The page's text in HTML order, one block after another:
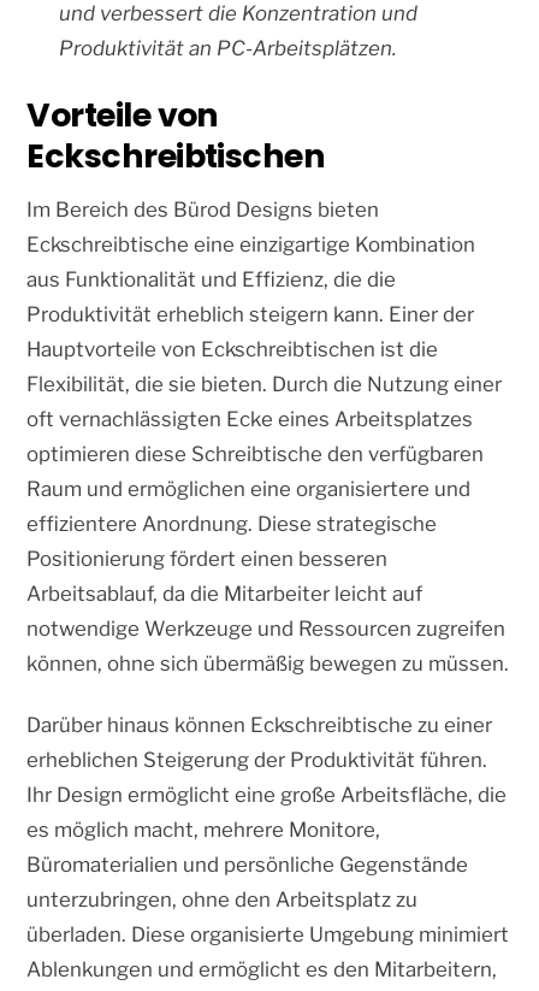
und verbessert die Konzentration und
Produktivität an PC-Arbeitsplätzen.
Vorteile von
Eckschreibtischen
Im Bereich des Bürod Designs bieten
Eckschreibtische eine einzigartige Kombination
aus Funktionalität und Effizienz, die die
Produktivität erheblich steigern kann. Einer der
Hauptvorteile von Eckschreibtischen ist die
Flexibilität, die sie bieten. Durch die Nutzung einer
oft vernachlässigten Ecke eines Arbeitsplatzes
optimieren diese Schreibtische den verfügbaren
Raum und ermöglichen eine organisiertere und
effizientere Anordnung. Diese strategische
Positionierung fördert einen besseren
Arbeitsablauf, da die Mitarbeiter leicht auf
notwendige Werkzeuge und Ressourcen zugreifen
können, ohne sich übermäßig bewegen zu müssen.
Darüber hinaus können Eckschreibtische zu einer
erheblichen Steigerung der Produktivität führen.
Ihr Design ermöglicht eine große Arbeitsfläche, die
es möglich macht, mehrere Monitore,
Büromaterialien und persönliche Gegenstände
unterzubringen, ohne den Arbeitsplatz zu
überladen. Diese organisierte Umgebung minimiert
Ablenkungen und ermöglicht es den Mitarbeitern,